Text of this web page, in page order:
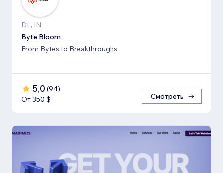
DL, IN
Byte Bloom
From Bytes to Breakthroughs
5,0 (94)
От 350 $
Смотреть